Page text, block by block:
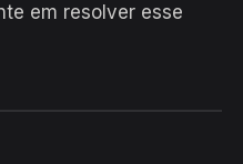
em resolver esse
Batista,